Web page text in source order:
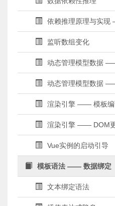
依赖推理原理与实
监听数组变化
动态管理模型数据
动态管理模型数据
渲染引擎 —— 模板编
渲染引擎 —— DOM
Vue实例的启动引导
模板语法 —— 数据绑定
文本绑定语法